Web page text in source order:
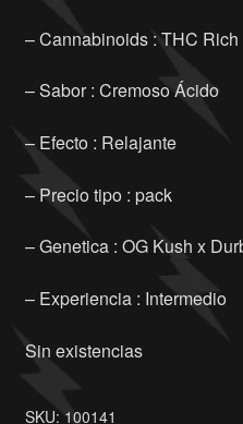
– Cannabinoids : THC Rich
– Sabor : Cremoso Ácido
– Efecto : Relajante
– Precio tipo : pack
– Genetica : OG Kush x
– Experiencia : Intermedio
Sin existencias
SKU: 100141